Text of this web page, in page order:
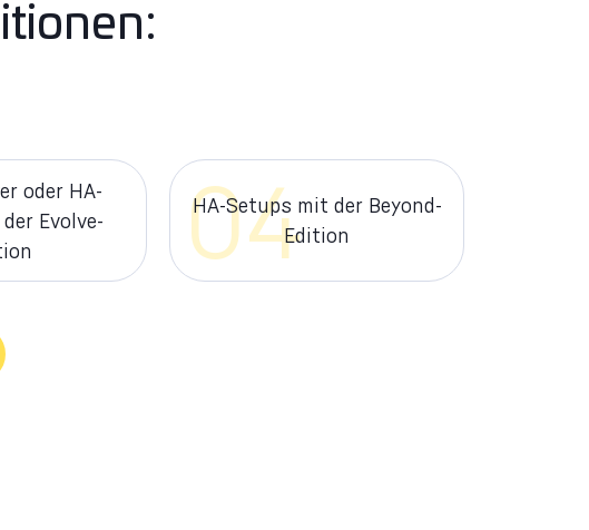
oder HA-
Evolve-
04
HA-Setups mit der Beyond-
Edition